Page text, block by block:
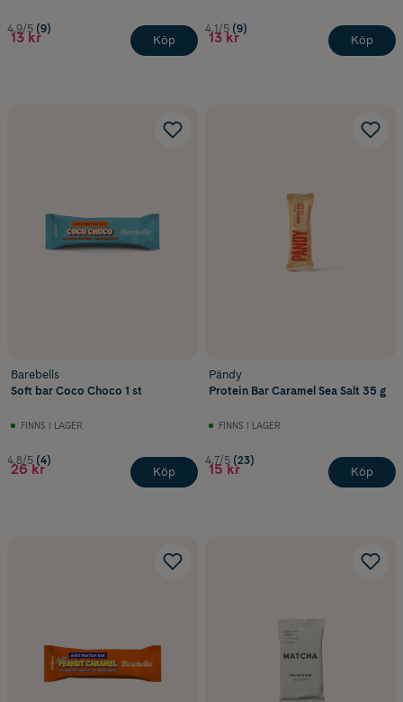
4.9/5 (9)
13 kr Köp
4.1/5 (9)
13 kr Köp
Barebells
Soft bar Coco Choco 1 st
FINNS I LAGER
4.8/5 (4)
26 kr Köp
Pändy
Protein Bar Caramel Sea Salt 35 g
FINNS I LAGER
4.7/5 (23)
15 kr Köp